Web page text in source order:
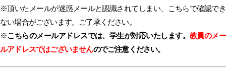
※頂いたメールが迷惑メールと認識されてしまい、こちらで確認でき
ない場合がございます。ご了承ください。
※こちらのメールアドレスでは、学生が対応いたします。 教員のメー
ルアドレスではございませんのでご注意ください。